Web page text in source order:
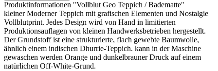
Produktinformationen "Vollblut Geo Teppich / Badematte"
kleiner Moderner Teppich mit grafischen Elementen und Nostalgie
Vollblutprint. Jedes Design wird von Hand in limitierten
Produktionsauflagen von kleinen Handwerksbetrieben hergestellt.
Der Grundstoff ist eine strukturierte, flach gewebte Baumwolle,
ähnlich einem indischen Dhurrie-Teppich. kann in der Maschine
gewaschen werden Orange und dunkelbrauner Druck auf einem
natürlichen Off-White-Grund.